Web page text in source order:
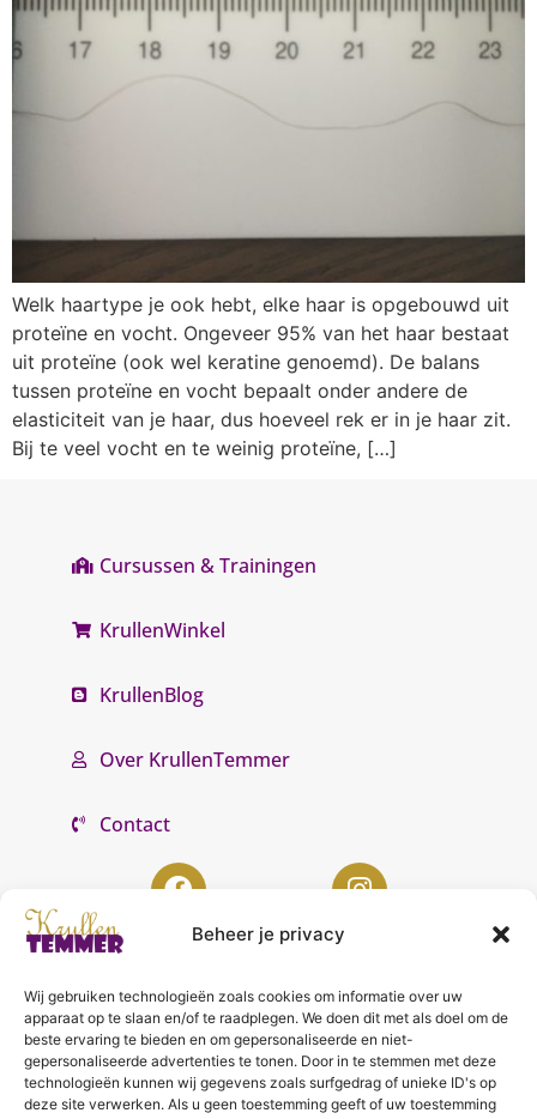
Beheer je privacy
Wij gebruiken technologieën zoals cookies om informatie over uw
apparaat op te slaan en/of te raadplegen. We doen dit met als doel om de
beste ervaring te bieden en om gepersonaliseerde en niet-
gepersonaliseerde advertenties te tonen. Door in te stemmen met deze
technologieën kunnen wij gegevens zoals surfgedrag of unieke ID's op
deze site verwerken. Als u geen toestemming geeft of uw toestemming
Welk haartype je ook hebt, elke haar is opgebouwd uit
proteïne en vocht. Ongeveer 95% van het haar bestaat
uit proteïne (ook wel keratine genoemd). De balans
tussen proteïne en vocht bepaalt onder andere de
elasticiteit van je haar, dus hoeveel rek er in je haar zit.
Bij te veel vocht en te weinig proteïne, […]
Cursussen & Trainingen
KrullenWinkel
KrullenBlog
Over KrullenTemmer
Contact
KrullenTemmer Lelystad
Punter 10 02
8242 DC Lelystad